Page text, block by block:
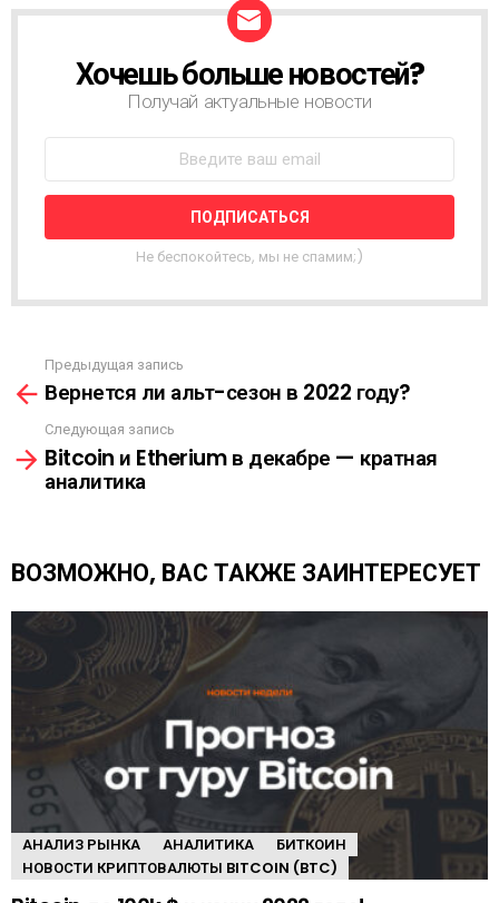
О
Т
Н
Я
С
Ы
Л
К
А
Хочешь больше новостей?
Получай актуальные новости
Не беспокойтесь, мы не спамим;)
м
р
е
щ
е
Предыдущая запись
Вернется ли альт-сезон в 2022 году?
Следующая запись
Bitcoin и Etherium в декабре — кратная
аналитика
ВОЗМОЖНО, ВАС ТАКЖЕ ЗАИНТЕРЕСУЕТ
АНАЛИЗ РЫНКА АНАЛИТИКА
БИТКОИН
НОВОСТИ КРИПТОВАЛЮТЫ BITCOIN (BTC)